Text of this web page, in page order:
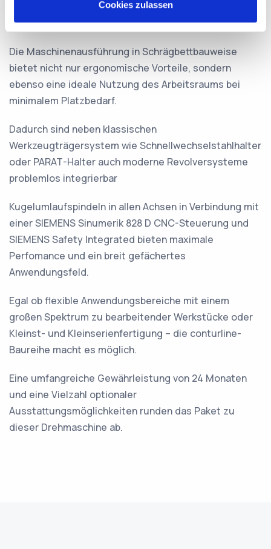
Cookies zulassen
Sicherheitsausstattung machen die Maschine zum
idealen Begleiter für sämtliche Bereiche.
Die Maschinenausführung in Schrägbettbauweise
bietet nicht nur ergonomische Vorteile, sondern
ebenso eine ideale Nutzung des Arbeitsraums bei
minimalem Platzbedarf.
Dadurch sind neben klassischen
Werkzeugträgersystem wie Schnellwechselstahlhalter
oder PARAT-Halter auch moderne Revolversysteme
problemlos integrierbar
Kugelumlaufspindeln in allen Achsen in Verbindung mit
einer SIEMENS Sinumerik 828 D CNC-Steuerung und
SIEMENS Safety Integrated bieten maximale
Perfomance und ein breit gefächertes
Anwendungsfeld.
Egal ob flexible Anwendungsbereiche mit einem
großen Spektrum zu bearbeitender Werkstücke oder
Kleinst- und Kleinserienfertigung – die conturline-
Baureihe macht es möglich.
Eine umfangreiche Gewährleistung von 24 Monaten
und eine Vielzahl optionaler
Ausstattungsmöglichkeiten runden das Paket zu
dieser Drehmaschine ab.